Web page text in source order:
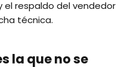
el respaldo del vendedor
técnica.
la que no se